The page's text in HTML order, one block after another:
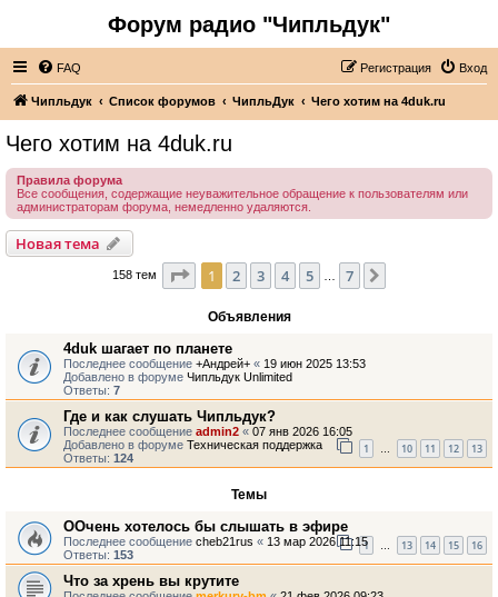
Форум радио "Чипльдук"
FAQ Вход
Регистрация
Чипльдук Список форумов ЧипльДук Чего хотим на 4duk.ru
Чего хотим на 4duk.ru
Правила форума
Все сообщения, содержащие неуважительное обращение к пользователям или
администраторам форума, немедленно удаляются.
Новая тема
158 тем Страница из
1 2 3 4 5 7
Объявления
4duk шагает по планете
Последнее сообщение +Андрей+ « 19 июн 2025 13:53
Добавлено в форуме Чипльдук Unlimited
Ответы: 7
Где и как слушать Чипльдук?
Последнее сообщение admin2 « 07 янв 2026 16:05
Добавлено в форуме Техническая поддержка
Ответы: 124
1 … 10 11 12 13
Темы
ООчень хотелось бы слышать в эфире
Последнее сообщение cheb21rus « 13 мар 2026 11:15
Ответы: 153
1 … 13 14 15 16
Что за хрень вы крутите